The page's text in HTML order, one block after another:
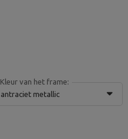
Kleur van het frame:
antraciet metallic